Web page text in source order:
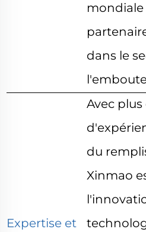
dans le
Expertise et
Avec plus
du
Xinmao